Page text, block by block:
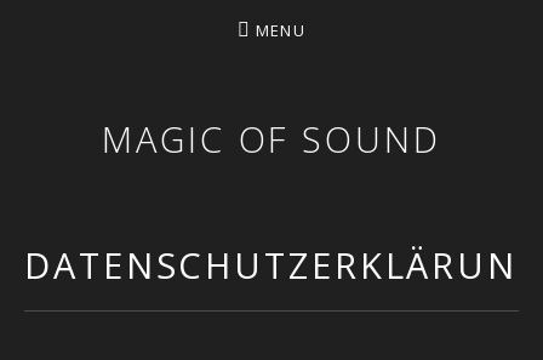
MAGIC OF SOUND
MENU